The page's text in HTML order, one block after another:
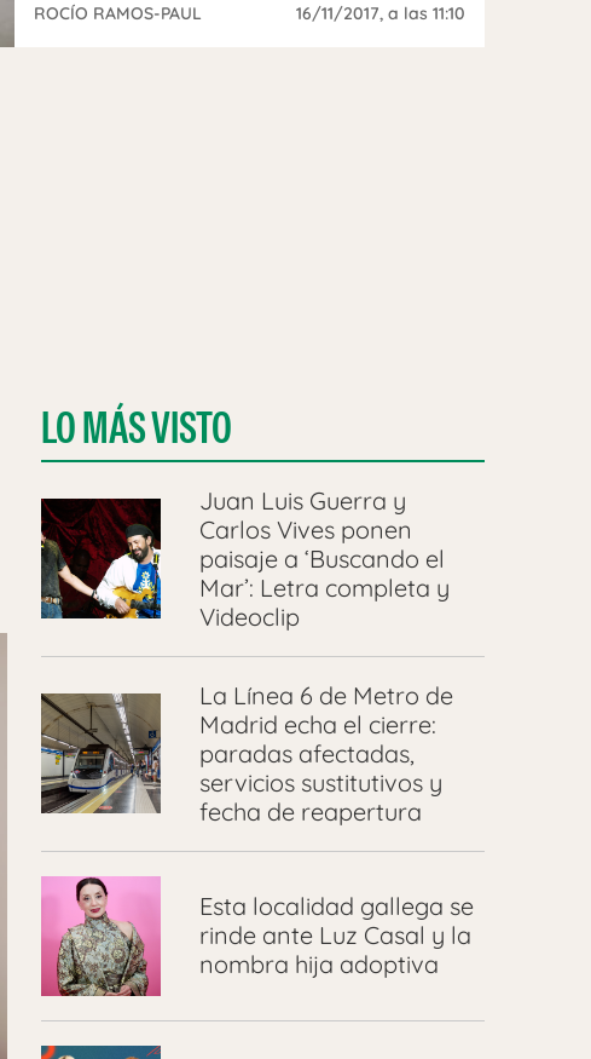
ROCÍO RAMOS-PAUL 16/11/2017, a las 11:10
LO MÁS VISTO
Juan Luis Guerra y
Carlos Vives ponen
paisaje a ‘Buscando el
Mar’: Letra completa y
Videoclip
La Línea 6 de Metro de
Madrid echa el cierre:
paradas afectadas,
servicios sustitutivos y
fecha de reapertura
Esta localidad gallega se
rinde ante Luz Casal y la
nombra hija adoptiva